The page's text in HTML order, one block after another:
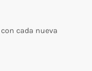
cada nueva